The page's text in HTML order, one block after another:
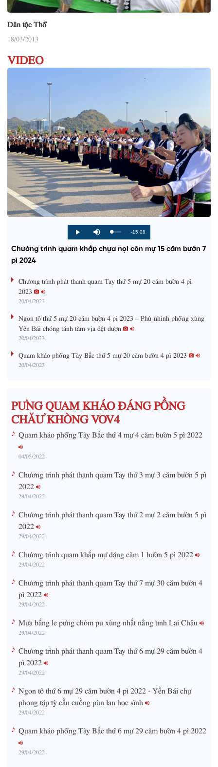
Dân tộc Thổ
18/03/2013
VIDEO
P
l
M
u
e
L
d
e
P
r
g
%
R
e
i
e
-15:08
Chường trình quam khắp chựa nọi côn mự 15 căm bườn 7
pì 2024
Chương trình phát thanh quam Tay thứ 5 mự 20 căm bườn 4 pì
2023
20/04/2023
Ngon tô thứ 5 mự 20 căm bườn 4 pì 2023 – Phủ nhinh phổng xùng
Yên Bái chóng tánh tăm vịa dệt dượn
20/04/2023
Quam kháo phổng Tày Bắc thứ 5 mự 20 căm bườn 4 pì 2023
20/04/2023
PƯNG QUAM KHÁO ĐÁNG PỒNG
CHĂƯ KHÒNG VOV4
Quam kháo phổng Tày Bắc thứ 4 mự 4 căm bườn 5 pì 2022
04/05/2022
Chương trình phát thanh quam Tay thứ 3 mự 3 căm bườn 5 pì
2022
29/04/2022
Chương trình phát thanh quam Tay thứ 2 mự 2 căm bườn 5 pì
2022
29/04/2022
Chương trình quam khắp mự dặng căm 1 bườn 5 pì 2022
29/04/2022
Chương trình phát thanh quam Tay thứ 7 mự 30 căm bườn 4
pì 2022
29/04/2022
Mưa bấng le pưng chòm pu xùng nhất nẳng tỉnh Lai Châu
29/04/2022
Chương trình phát thanh quam Tay thứ 6 mự 29 căm bườn 4
pì 2022
29/04/2022
Ngon tô thứ 6 mự 29 căm bườn 4 pì 2022 - Yền Bái chự
phong tặp tỳ cằn cuồng pùn lan học sình
29/04/2022
Quam kháo phổng Tày Bắc thứ 6 mự 29 căm bườn 4 pì 2022
29/04/2022